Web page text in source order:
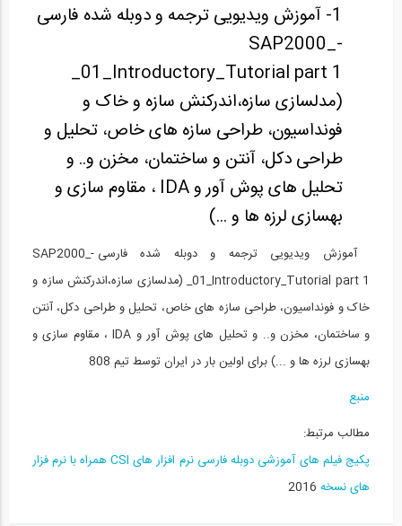
آموزش ویدیویی ترجمه و دوبله شده فارسی...
1:00:00
آموزش ویدیویی ترجمه و دوبله شده فارسی...
1:00:00
آموزش ویدیویی ترجمه و دوبله شده فارسی...
1:00:00
1- آموزش ویدیویی ترجمه و دوبله شده فارسی
SAP2000_-
_01_Introductory_Tutorial part 1
(مدلسازی سازه،اندرکنش سازه و خاک و
فونداسیون، طراحی سازه های خاص، تحلیل و
طراحی دکل، آنتن و ساختمان، مخزن و.. و
تحلیل های پوش آور و IDA ، مقاوم سازی و
بهسازی لرزه ها و ...)
آموزش ویدیویی ترجمه و دوبله شده فارسی SAP2000_-
_01_Introductory_Tutorial part 1 (مدلسازی سازه،اندرکنش سازه و
خاک و فونداسیون، طراحی سازه های خاص، تحلیل و طراحی دکل، آنتن
و ساختمان، مخزن و.. و تحلیل های پوش آور و IDA ، مقاوم سازی و
بهسازی لرزه ها و ...) برای اولین بار در ایران توسط تیم 808
منبع
مطالب مرتبط:
پکیج فیلم های آموزشی دوبله فارسی نرم افزار های CSI همراه با نرم فزار
های نسخه